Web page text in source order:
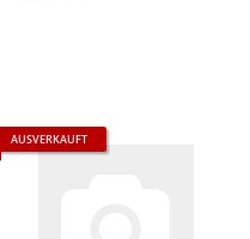
AUSVERKAUFT